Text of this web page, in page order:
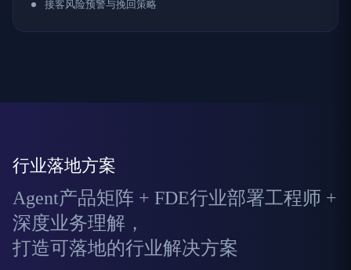
接客风险预警与挽回策略
行业落地方案
Agent产品矩阵 + FDE行业部署工程师 +
深度业务理解，
打造可落地的行业解决方案